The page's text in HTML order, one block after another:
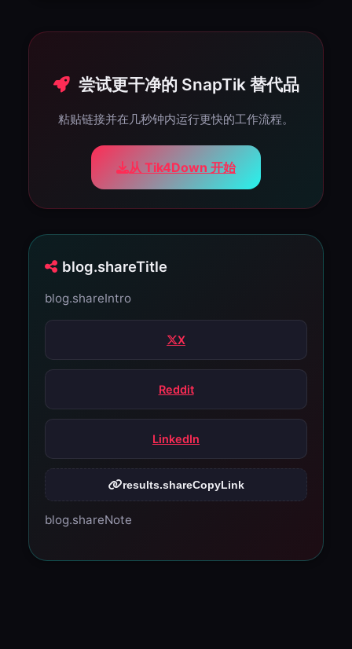
尝试更干净的 SnapTik 替代品
粘贴链接并在几秒钟内运行更快的工作流程。
从 Tik4Down 开始
blog.shareTitle
blog.shareIntro
X
Reddit
LinkedIn
results.shareCopyLink
blog.shareNote